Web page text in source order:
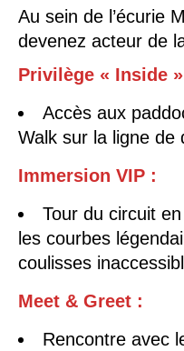
Au sein de l’écurie
devenez acteur de
Privilège « Inside »
Accès aux
Walk sur la ligne de
Immersion VIP :
Tour du circuit
les courbes
coulisses
Meet & Greet :
Rencontre avec